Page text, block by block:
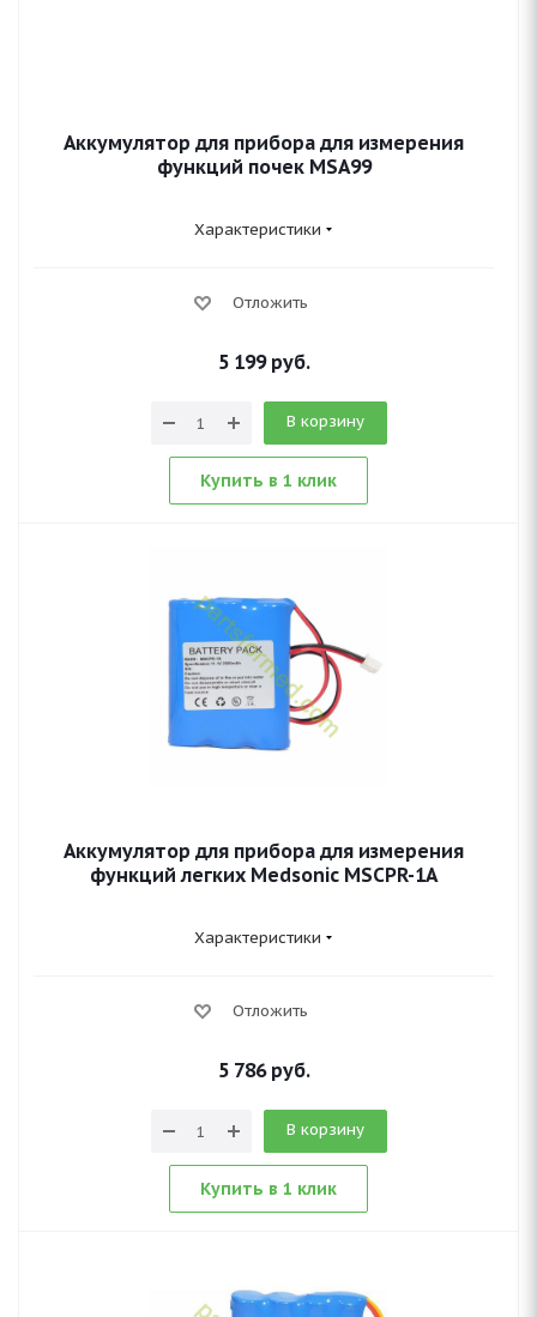
Аккумулятор для прибора для измерения
функций почек MSA99
Характеристики
Отложить
5 199руб.
В корзину
Купить в 1 клик
Аккумулятор для прибора для измерения
функций легких Medsonic MSCPR-1A
Характеристики
Отложить
5 786руб.
В корзину
Купить в 1 клик